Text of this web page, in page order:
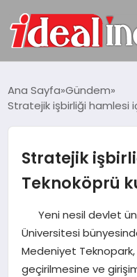
BILGISAYAR
DÜNYA
SEYAHAT
TEKNOLOJI
YAŞAM
Ana Sayfa Gündem
Stratejik işbirliği hamlesi
Stratejik
Teknoköprü
Yeni nesil devlet
Üniversitesi
Medeniyet
geçirilmesine ve